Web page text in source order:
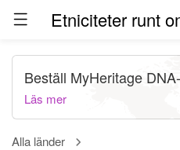
Alla länder
Beställ MyHeritage
Läs mer